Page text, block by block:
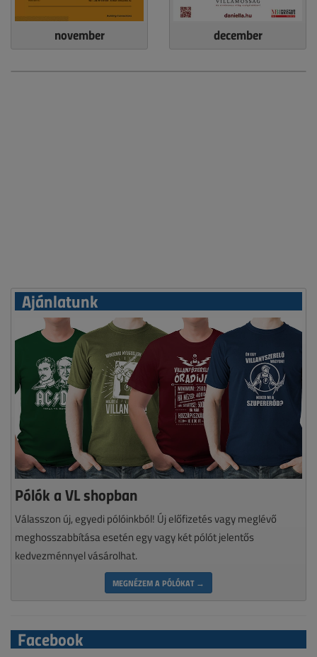
november december
Ajánlatunk
Pólók a VL shopban
Válasszon új, egyedi pólóinkból! Új előfizetés vagy meglévő
meghosszabbítása esetén egy vagy két pólót jelentős
kedvezménnyel vásárolhat.
MEGNÉZEM A PÓLÓKAT →
Facebook